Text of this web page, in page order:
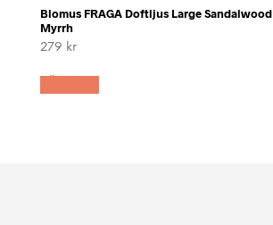
Blomus FRAGA Doftljus Large Sandalwood
Myrrh
279 kr